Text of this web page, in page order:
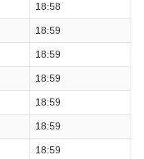
18:58
18:59
18:59
18:59
18:59
18:59
18:59